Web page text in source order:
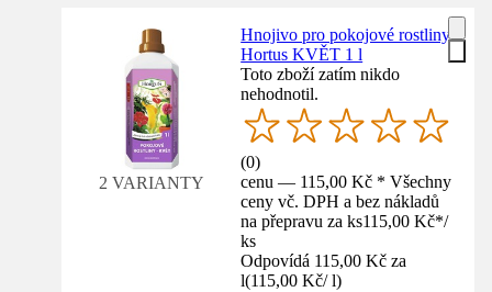
2 VARIANTY
Hnojivo pro pokojové rostliny
Hortus KVĚT 1 l
Toto zboží zatím nikdo
nehodnotil.
(0)
cenu — 115,00 Kč * Všechny
ceny vč. DPH a bez nákladů
na přepravu za ks115,00 Kč*/
ks
Odpovídá 115,00 Kč za
l(115,00 Kč/ l)